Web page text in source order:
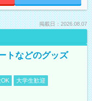
掲載日：2026.08.07
トなどのグッズ
大学生歓迎